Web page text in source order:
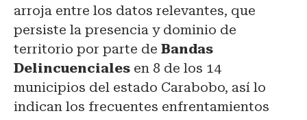
arroja entre los datos relevantes, que
persiste la presencia y dominio de
territorio por parte de Bandas
Delincuenciales en 8 de los 14
municipios del estado Carabobo, así lo
indican los frecuentes enfrentamientos